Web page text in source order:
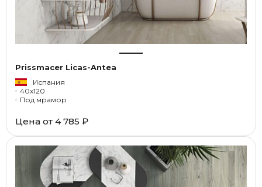
Prissmacer Licas-Antea
Испания
40x120
Под мрамор
Цена от 4 785 ₽